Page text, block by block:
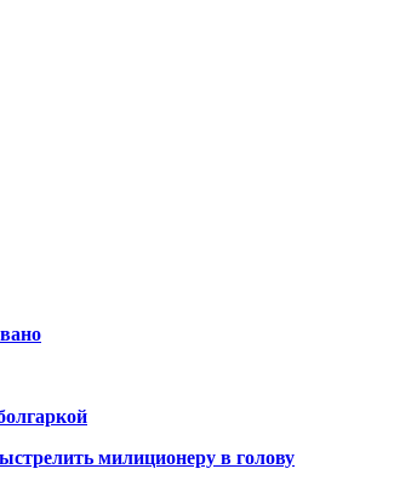
милиционеру в голову